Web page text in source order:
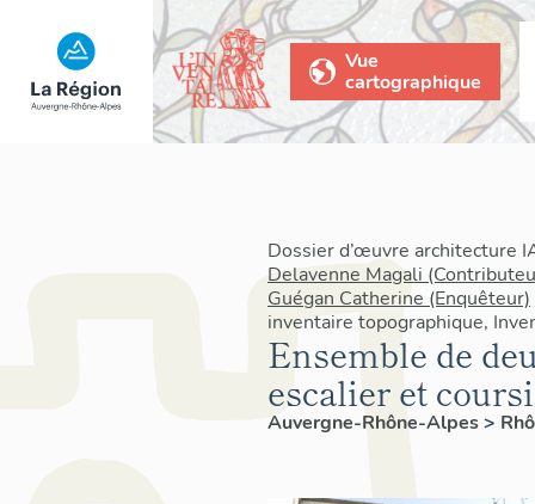
Vue
cartographique
Dossier d’œuvre architecture
Delavenne Magali
Guégan Catherine (Enquêteur)
inventaire topographique,
Ensemble de
escalier et
Auvergne-Rhône-Alpes>